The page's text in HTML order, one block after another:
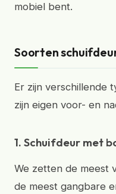
mobiel bent.
Soorten
Er zijn verschillende
zijn eigen voor- en
1. Schuifdeur met
We zetten de meest
de meest gangbare